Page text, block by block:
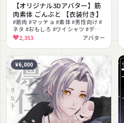
【オリジナル3Dアバター】筋
肉素体 ごんぶと 【衣装付き】
#筋肉 #マッチョ #素体 #男性向け #
ネタ #おもしろ #ワイシャツ #デニ
ム #ハゲ #褐色肌
2,353 アバター
¥6,000